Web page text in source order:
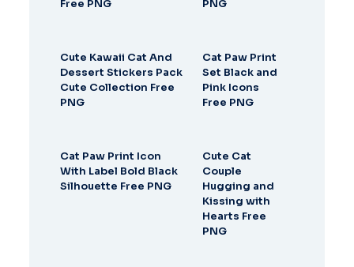
Free PNG
PNG
Cute Kawaii Cat And
Dessert Stickers Pack
Cute Collection Free
PNG
Cat Paw Print
Set Black and
Pink Icons
Free PNG
Cat Paw Print Icon
With Label Bold Black
Silhouette Free PNG
Cute Cat
Couple
Hugging and
Kissing with
Hearts Free
PNG